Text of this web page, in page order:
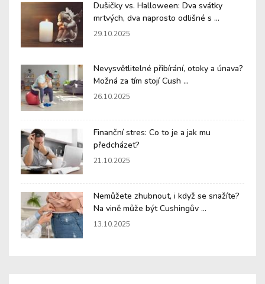
Dušičky vs. Halloween: Dva svátky
mrtvých, dva naprosto odlišné s ...
29.10.2025
Nevysvětlitelné přibírání, otoky a únava?
Možná za tím stojí Cush ...
26.10.2025
Finanční stres: Co to je a jak mu
předcházet?
21.10.2025
Nemůžete zhubnout, i když se snažíte?
Na vině může být Cushingův ...
13.10.2025